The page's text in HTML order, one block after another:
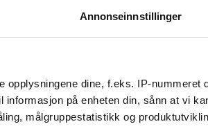
Annonseinnstillinger
opplysningene dine, f.eks. IP-nummeret
på enheten din, sånn at vi
målgruppestatistikk og